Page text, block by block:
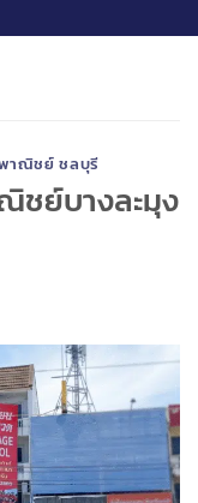
าณิชย์ ชลบุรี
ชย์บางละมุง